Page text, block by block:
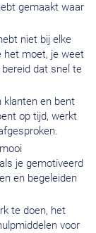
gemaakt waar
niet bij elke
het moet, je weet
dat snel te
klanten en bent
op tijd, werkt
je gemotiveerd
en begeleiden
te doen, het
voor